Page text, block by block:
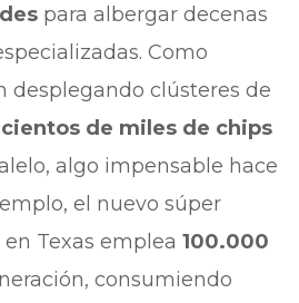
para albergar decenas
Como
desplegando clústeres de
cientos de miles de chips
algo impensable hace
el nuevo súper
en Texas emplea100.000
consumiendo